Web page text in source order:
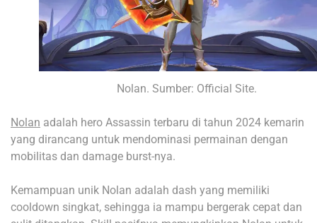
Nolan. Sumber: Official Site.
Nolan adalah hero Assassin terbaru di tahun 2024 kemarin
yang dirancang untuk mendominasi permainan dengan
mobilitas dan damage burst-nya.
Kemampuan unik Nolan adalah dash yang memiliki
cooldown singkat, sehingga ia mampu bergerak cepat dan